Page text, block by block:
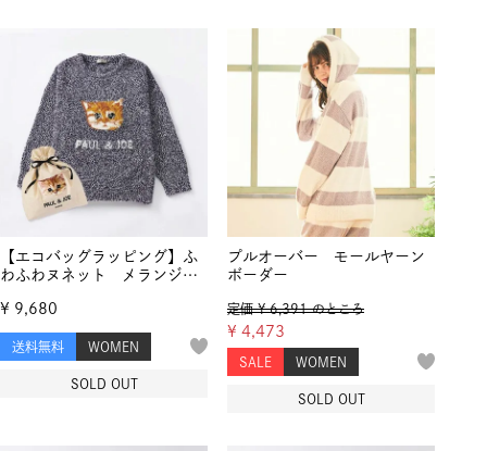
【エコバッグラッピング】ふ
わふわヌネット メランジモ
オーバー
¥ 9,680
送料無料 WOMEN
SOLD OUT
プルオーバー モールヤーン
ボーダー
定価 ¥ 6,391 のところ
¥ 4,473
SALE WOMEN
SOLD OUT